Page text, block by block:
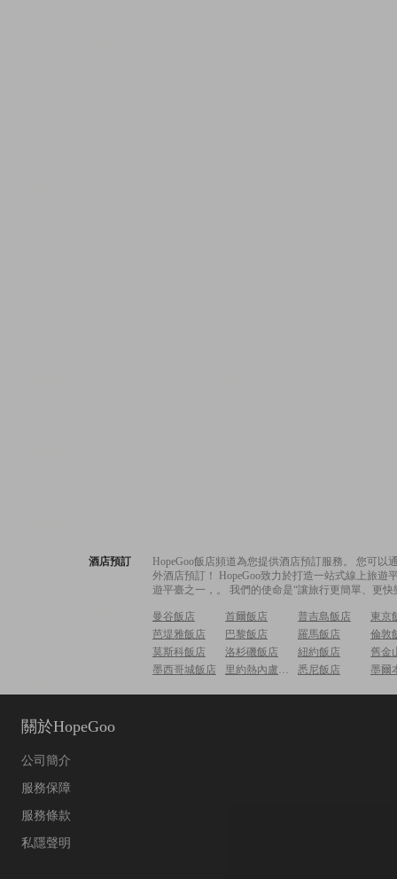
酒店預訂
HopeGoo飯店頻道為您提供酒店預訂服務。 您可
外酒店預訂！ HopeGoo致力於打造一站式線上旅
遊平臺之一，。 我們的使命是“讓旅行更簡單、更
曼谷飯店 首爾飯店 普吉島飯店
東京
芭堤雅飯店
巴黎飯店 羅馬飯店
倫敦
莫斯科飯店
洛杉磯飯店 紐約飯店
舊金
墨西哥城飯店
里約熱內盧飯店 悉尼飯店 墨爾
關於HopeGoo
公司簡介
服務保障
服務條款
私隱聲明